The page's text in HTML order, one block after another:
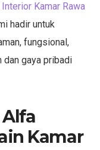
Kamar Rawa
hadir untuk
fungsional,
dan gaya pribadi
Kamar